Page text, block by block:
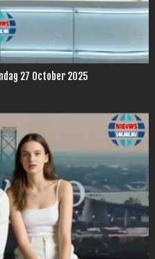
27 October 2025